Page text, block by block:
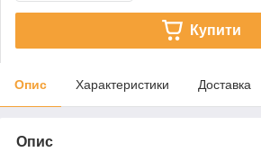
Купити
Опис Характеристики Доставка
Опис